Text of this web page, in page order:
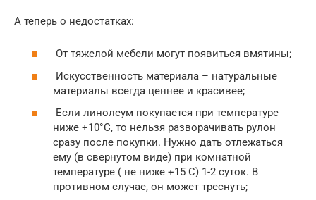
А теперь о недостатках:
От тяжелой мебели могут появиться вмятины;
Искусственность материала – натуральные
материалы всегда ценнее и красивее;
Если линолеум покупается при температуре
ниже +10°C, то нельзя разворачивать рулон
сразу после покупки. Нужно дать отлежаться
ему (в свернутом виде) при комнатной
температуре ( не ниже +15 С) 1-2 суток. В
противном случае, он может треснуть;